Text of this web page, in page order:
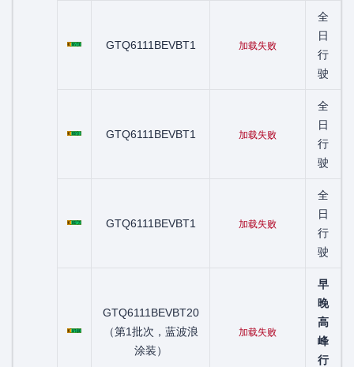
GTQ6111BEVBT1 加载失败
全
日
行
驶
GTQ6111BEVBT1 加载失败
全
日
行
驶
GTQ6111BEVBT1 加载失败
全
日
行
驶
粤C07188D
GTQ6111BEVBT20
（第1批次，蓝波浪
涂装）
加载失败
早
晚
高
峰
行